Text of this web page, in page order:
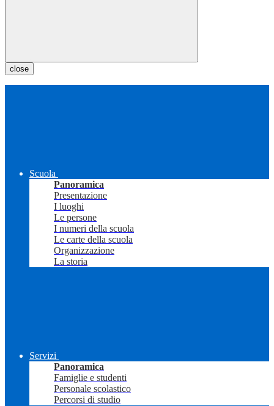
close
Scuola
Panoramica
Presentazione
I luoghi
Le persone
I numeri della scuola
Le carte della scuola
Organizzazione
La storia
Servizi
Panoramica
Famiglie e studenti
Personale scolastico
Percorsi di studio